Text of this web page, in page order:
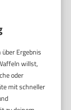
Ergebnis
willst,
oder
mit schneller